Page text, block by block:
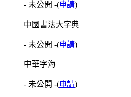
- 未公開 -(申請)
中國書法大字典
- 未公開 -(申請)
中華字海
- 未公開 -(申請)